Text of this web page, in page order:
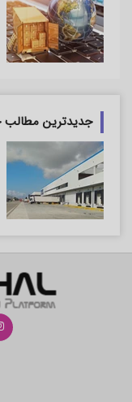
جدیدترین مطالب